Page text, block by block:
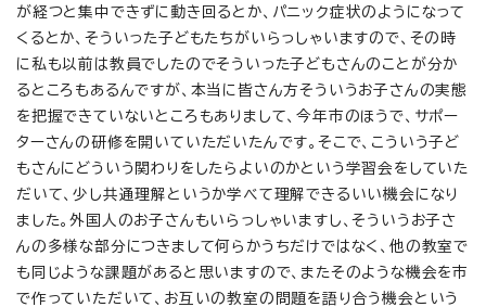
が経つと集中できずに動き回るとか、パニック症状のようになって
くるとか、そういった子どもたちがいらっしゃいますので、その時
に私も以前は教員でしたのでそういった子どもさんのことが分か
るところもあるんですが、本当に皆さん方そういうお子さんの実態
を把握できていないところもありまして、今年市のほうで、サポー
ターさんの研修を開いていただいたんです。そこで、こういう子ど
もさんにどういう関わりをしたらよいのかという学習会をしていた
だいて、少し共通理解というか学べて理解できるいい機会になり
ました。外国人のお子さんもいらっしゃいますし、そういうお子さ
んの多様な部分につきまして何らかうちだけではなく、他の教室で
も同じような課題があると思いますので、またそのような機会を市
で作っていただいて、お互いの教室の問題を語り合う機会という